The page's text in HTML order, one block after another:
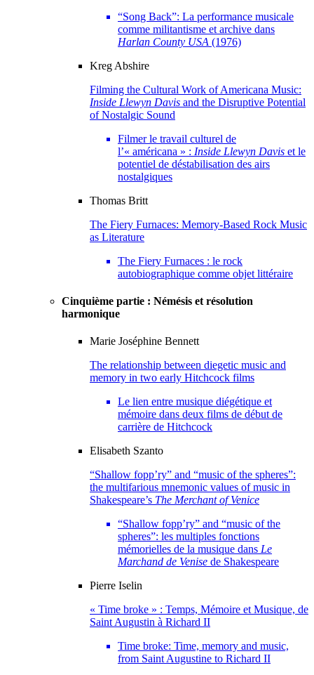
“Song Back”: La performance musicale
comme militantisme et archive dans
Harlan County USA (1976)
Kreg Abshire
Filming the Cultural Work of Americana Music:
Inside Llewyn Davis and the Disruptive Potential
of Nostalgic Sound
Filmer le travail culturel de
l’« américana » : Inside Llewyn Davis et le
potentiel de déstabilisation des airs
nostalgiques
Thomas Britt
The Fiery Furnaces: Memory-Based Rock Music
as Literature
The Fiery Furnaces : le rock
autobiographique comme objet littéraire
Cinquième partie : Némésis et résolution
harmonique
Marie Joséphine Bennett
The relationship between diegetic music and
memory in two early Hitchcock films
Le lien entre musique diégétique et
mémoire dans deux films de début de
carrière de Hitchcock
Elisabeth Szanto
“Shallow fopp’ry” and “music of the spheres”:
the multifarious mnemonic values of music in
Shakespeare’s The Merchant of Venice
“Shallow fopp’ry” and “music of the
spheres”: les multiples fonctions
mémorielles de la musique dans Le
Marchand de Venise de Shakespeare
Pierre Iselin
« Time broke » : Temps, Mémoire et Musique, de
Saint Augustin à Richard II
Time broke: Time, memory and music,
from Saint Augustine to Richard II